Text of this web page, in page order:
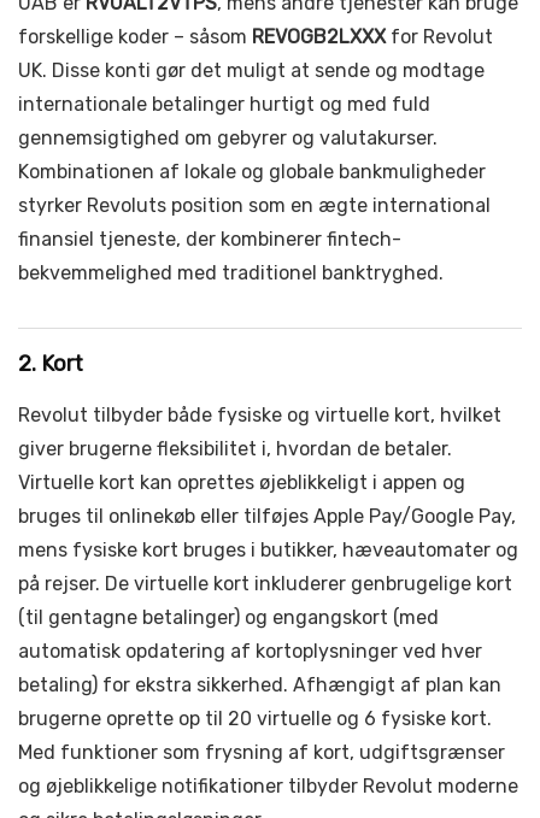
forskellige koder – såsom REVOGB2LXXX for Revolut
UK. Disse konti gør det muligt at sende og modtage
internationale betalinger hurtigt og med fuld
gennemsigtighed om gebyrer og valutakurser.
Kombinationen af lokale og globale bankmuligheder
styrker Revoluts position som en ægte international
finansiel tjeneste, der kombinerer fintech-
bekvemmelighed med traditionel banktryghed.
2. Kort
Revolut tilbyder både fysiske og virtuelle kort, hvilket
giver brugerne fleksibilitet i, hvordan de betaler.
Virtuelle kort kan oprettes øjeblikkeligt i appen og
bruges til onlinekøb eller tilføjes Apple Pay/Google Pay,
mens fysiske kort bruges i butikker, hæveautomater og
på rejser. De virtuelle kort inkluderer genbrugelige kort
(til gentagne betalinger) og engangskort (med
automatisk opdatering af kortoplysninger ved hver
betaling) for ekstra sikkerhed. Afhængigt af plan kan
brugerne oprette op til 20 virtuelle og 6 fysiske kort.
Med funktioner som frysning af kort, udgiftsgrænser
og øjeblikkelige notifikationer tilbyder Revolut moderne